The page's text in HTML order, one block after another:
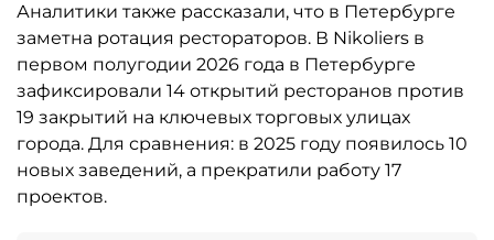
Аналитики также рассказали, что в Петербурге
заметна ротация рестораторов. В Nikoliers в
первом полугодии 2026 года в Петербурге
зафиксировали 14 открытий ресторанов против
19 закрытий на ключевых торговых улицах
города. Для сравнения: в 2025 году появилось 10
новых заведений, а прекратили работу 17
проектов.